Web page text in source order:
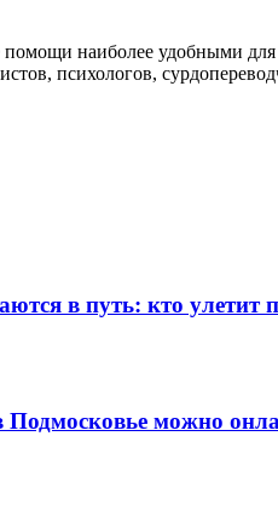
помощи наиболее удобными
психологов,
в путь: кто улетит
Подмосковье можно